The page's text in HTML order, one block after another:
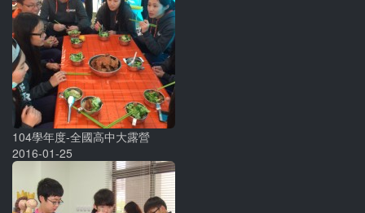
104學年度-全國高中大露營
2016-01-25